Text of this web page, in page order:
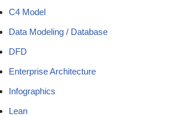
C4 Model
Data Modeling / Database
DFD
Enterprise Architecture
Infographics
Lean